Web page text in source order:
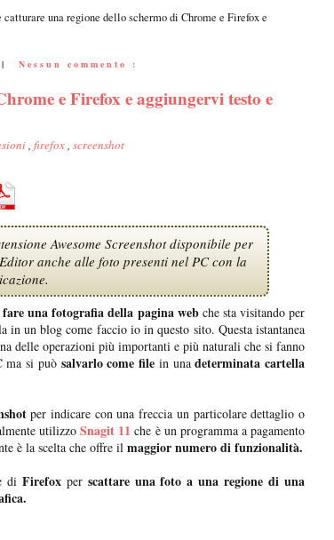
catturare una regione dello schermo di Chrome e Firefox e
| Nessun commento :
e Firefox e aggiungervi testo e
, firefox, screenshot
Awesome Screenshot disponibile per
anche alle foto presenti nel PC con la
fare una fotografia della pagina webche sta visitando per
un blog come faccio io in questo sito. Questa istantanea
delle operazioni più importanti e più naturali che si fanno
ma si puòsalvarlo come file in unadeterminata cartella
per indicare con una freccia un particolare dettaglio o
utilizzoSnagit 11 che è un programma a pagamento
è la scelta che offre il maggior numero di funzionalità.
diFirefoxper scattare una foto a una regione di una